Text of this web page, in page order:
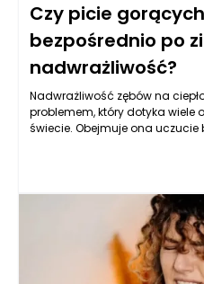
Czy picie
bezpośrednio po
nadwrażliwość?
Nadwrażliwość zębów na
problemem, który dotyka wiele
świecie. Obejmuje ona
gorących napojów
problem. Odpowiedź na to
analizy kilku czynników
zębów oraz mechanizmów,
nasilenia objawów.